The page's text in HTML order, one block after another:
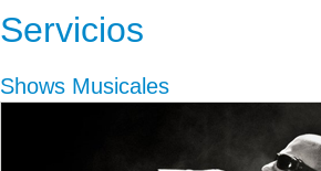
Servicios
Shows Musicales